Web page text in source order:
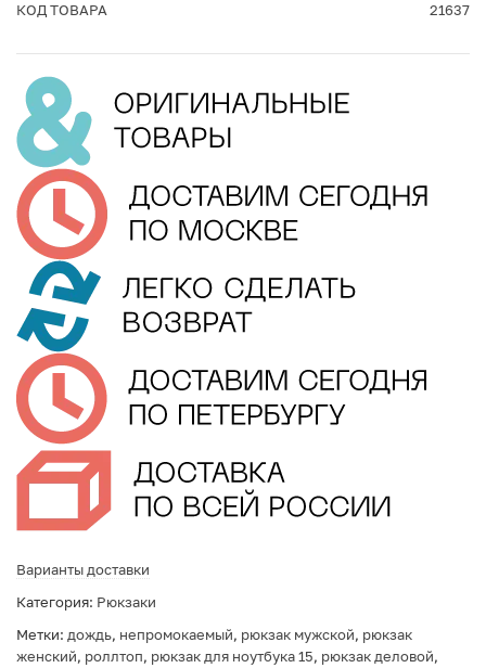
КОД ТОВАРА 21637
Варианты доставки
Категория: Рюкзаки
Метки: дождь, непромокаемый, рюкзак мужской, рюкзак
женский, роллтоп, рюкзак для ноутбука 15, рюкзак деловой,